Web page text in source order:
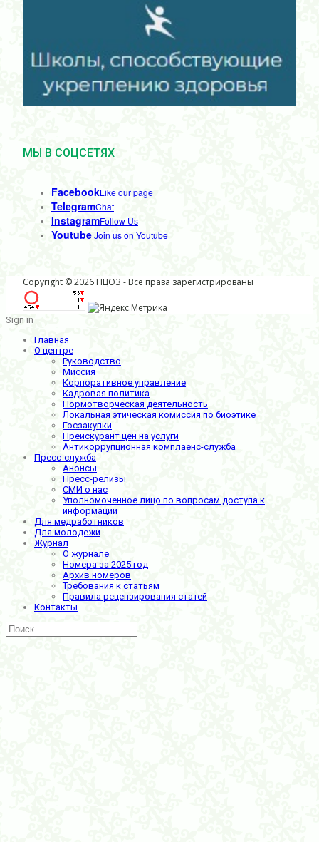
МЫ В СОЦСЕТЯХ
FacebookLike our page
TelegramChat
InstagramFollow Us
YoutubeJoin us on Youtube
Copyright © 2026 НЦОЗ - Все права зарегистрированы
Sign in
Главная
О центре
Руководство
Миссия
Корпоративное управление
Кадровая политика
Нормотворческая деятельность
Локальная этическая комиссия по биоэтике
Госзакупки
Прейскурант цен на услуги
Антикоррупционная комплаенс-служба
Пресс-служба
Анонсы
Пресс-релизы
СМИ о нас
Уполномоченное лицо по вопросам доступа к
информации
Для медработников
Для молодежи
Журнал
О журнале
Номера за 2025 год
Архив номеров
Требования к статьям
Правила рецензирования статей
Контакты